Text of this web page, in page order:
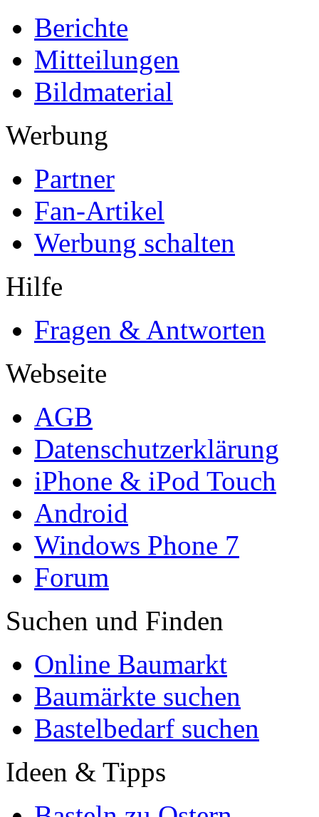
Berichte
Mitteilungen
Bildmaterial
Werbung
Partner
Fan-Artikel
Werbung schalten
Hilfe
Fragen & Antworten
Webseite
AGB
Datenschutzerklärung
iPhone & iPod Touch
Android
Windows Phone 7
Forum
Suchen und Finden
Online Baumarkt
Baumärkte suchen
Bastelbedarf suchen
Ideen & Tipps